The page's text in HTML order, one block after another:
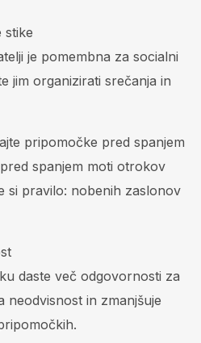
stike
je pomembna za socialni
jim organizirati srečanja in
pripomočke pred spanjem
spanjem moti otrokov
si pravilo: nobenih zaslonov
daste več odgovornosti za
neodvisnost in zmanjšuje